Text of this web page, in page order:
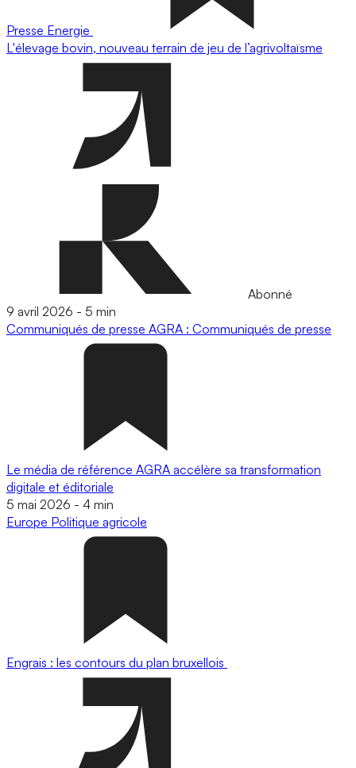
Presse Energie
L'élevage bovin, nouveau terrain de jeu de l’agrivoltaïsme
Abonné
9 avril 2026 - 5 min
Communiqués de presse AGRA : Communiqués de presse
Le média de référence AGRA accélère sa transformation
digitale et éditoriale
5 mai 2026 - 4 min
Europe Politique agricole
Engrais : les contours du plan bruxellois